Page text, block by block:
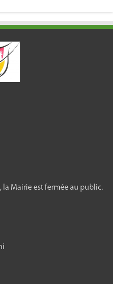
la Mairie est fermée au public.